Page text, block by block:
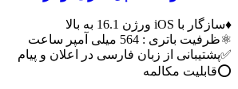
♦️سازگار با iOS ورژن 16.1 به بالا
⚛️ظرفیت باتری : 564 میلی آمپر ساعت
✅پشتیبانی از زبان فارسی در اعلان و پیام
⭕️قابلیت مکالمه